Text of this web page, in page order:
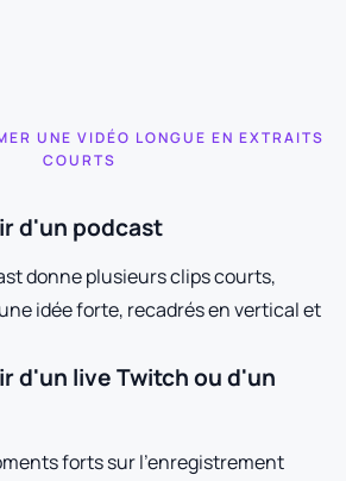
UNE VIDÉO LONGUE EN EXTRAITS
COURTS
d'un podcast
donne plusieurs clips courts,
idée forte, recadrés en vertical et
d'un live Twitch ou d'un
forts sur l'enregistrement